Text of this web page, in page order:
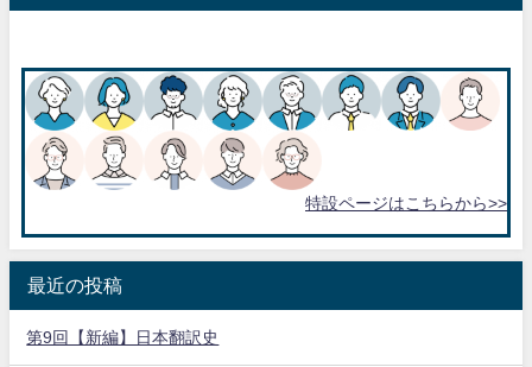
特設ページはこちらから>>
最近の投稿
第9回【新編】日本翻訳史